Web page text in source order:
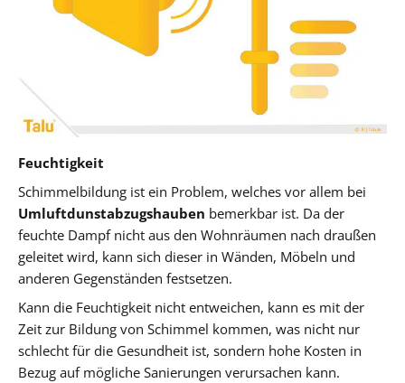
Feuchtigkeit
Schimmelbildung ist ein Problem, welches vor allem bei
Umluftdunstabzugshauben bemerkbar ist. Da der
feuchte Dampf nicht aus den Wohnräumen nach draußen
geleitet wird, kann sich dieser in Wänden, Möbeln und
anderen Gegenständen festsetzen.
Kann die Feuchtigkeit nicht entweichen, kann es mit der
Zeit zur Bildung von Schimmel kommen, was nicht nur
schlecht für die Gesundheit ist, sondern hohe Kosten in
Bezug auf mögliche Sanierungen verursachen kann.